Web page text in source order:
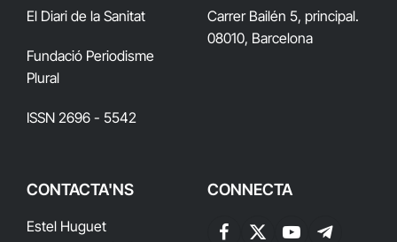
El Diari de la Sanitat
Fundació Periodisme
Plural
ISSN 2696 - 5542
Carrer Bailén 5, principal.
08010, Barcelona
CONTACTA'NS
Estel Huguet
CONNECTA